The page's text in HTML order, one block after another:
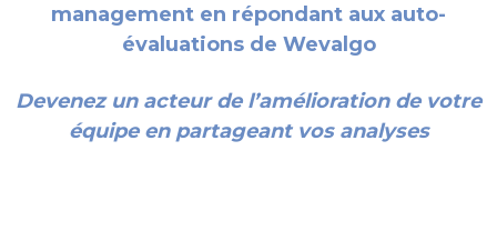
management en répondant aux auto-
évaluations de Wevalgo
Devenez un acteur de l’amélioration de votre
équipe en partageant vos analyses